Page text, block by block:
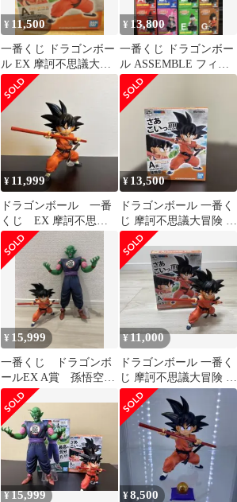
¥ 11,500
一番くじ ドラゴンボー
ル EX 摩訶不思議大冒
険 A賞 孫悟空 国内正規
品
¥ 13,800
一番くじ ドラゴンボー
ル ASSEMBLE フィギ
ュア まとめ売り
¥ 11,999
ドラゴンボール 一番
くじ EX 摩訶不思議
大冒険 孫悟空 A賞
フィギュア
¥ 13,500
ドラゴンボール 一番く
じ 摩訶不思議大冒険 A
賞 孫悟空
¥ 15,999
一番くじ ドラゴンボ
ールEX A賞 孫悟空
B賞 ピッコロ大魔王
¥11,000
ドラゴンボール 一番く
じ 摩訶不思議大冒険 A
賞 孫悟空 フィギュア
¥15,999 ¥8,500